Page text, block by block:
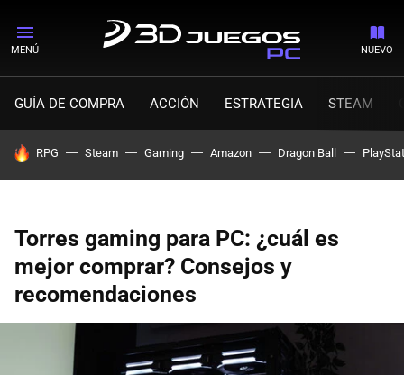
MENÚ NUEVO
GUÍA DE COMPRA ACCIÓN ESTRATEGIA STEAM
HOY SE HABLA DE
RPG Steam Gaming Amazon Dragon Ball
Torres gaming para PC: ¿cuál es
mejor comprar? Consejos y
recomendaciones